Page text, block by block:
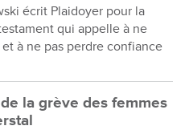
écrit Plaidoyer pour la
qui appelle à ne
à ne pas perdre confiance
la grève des femmes